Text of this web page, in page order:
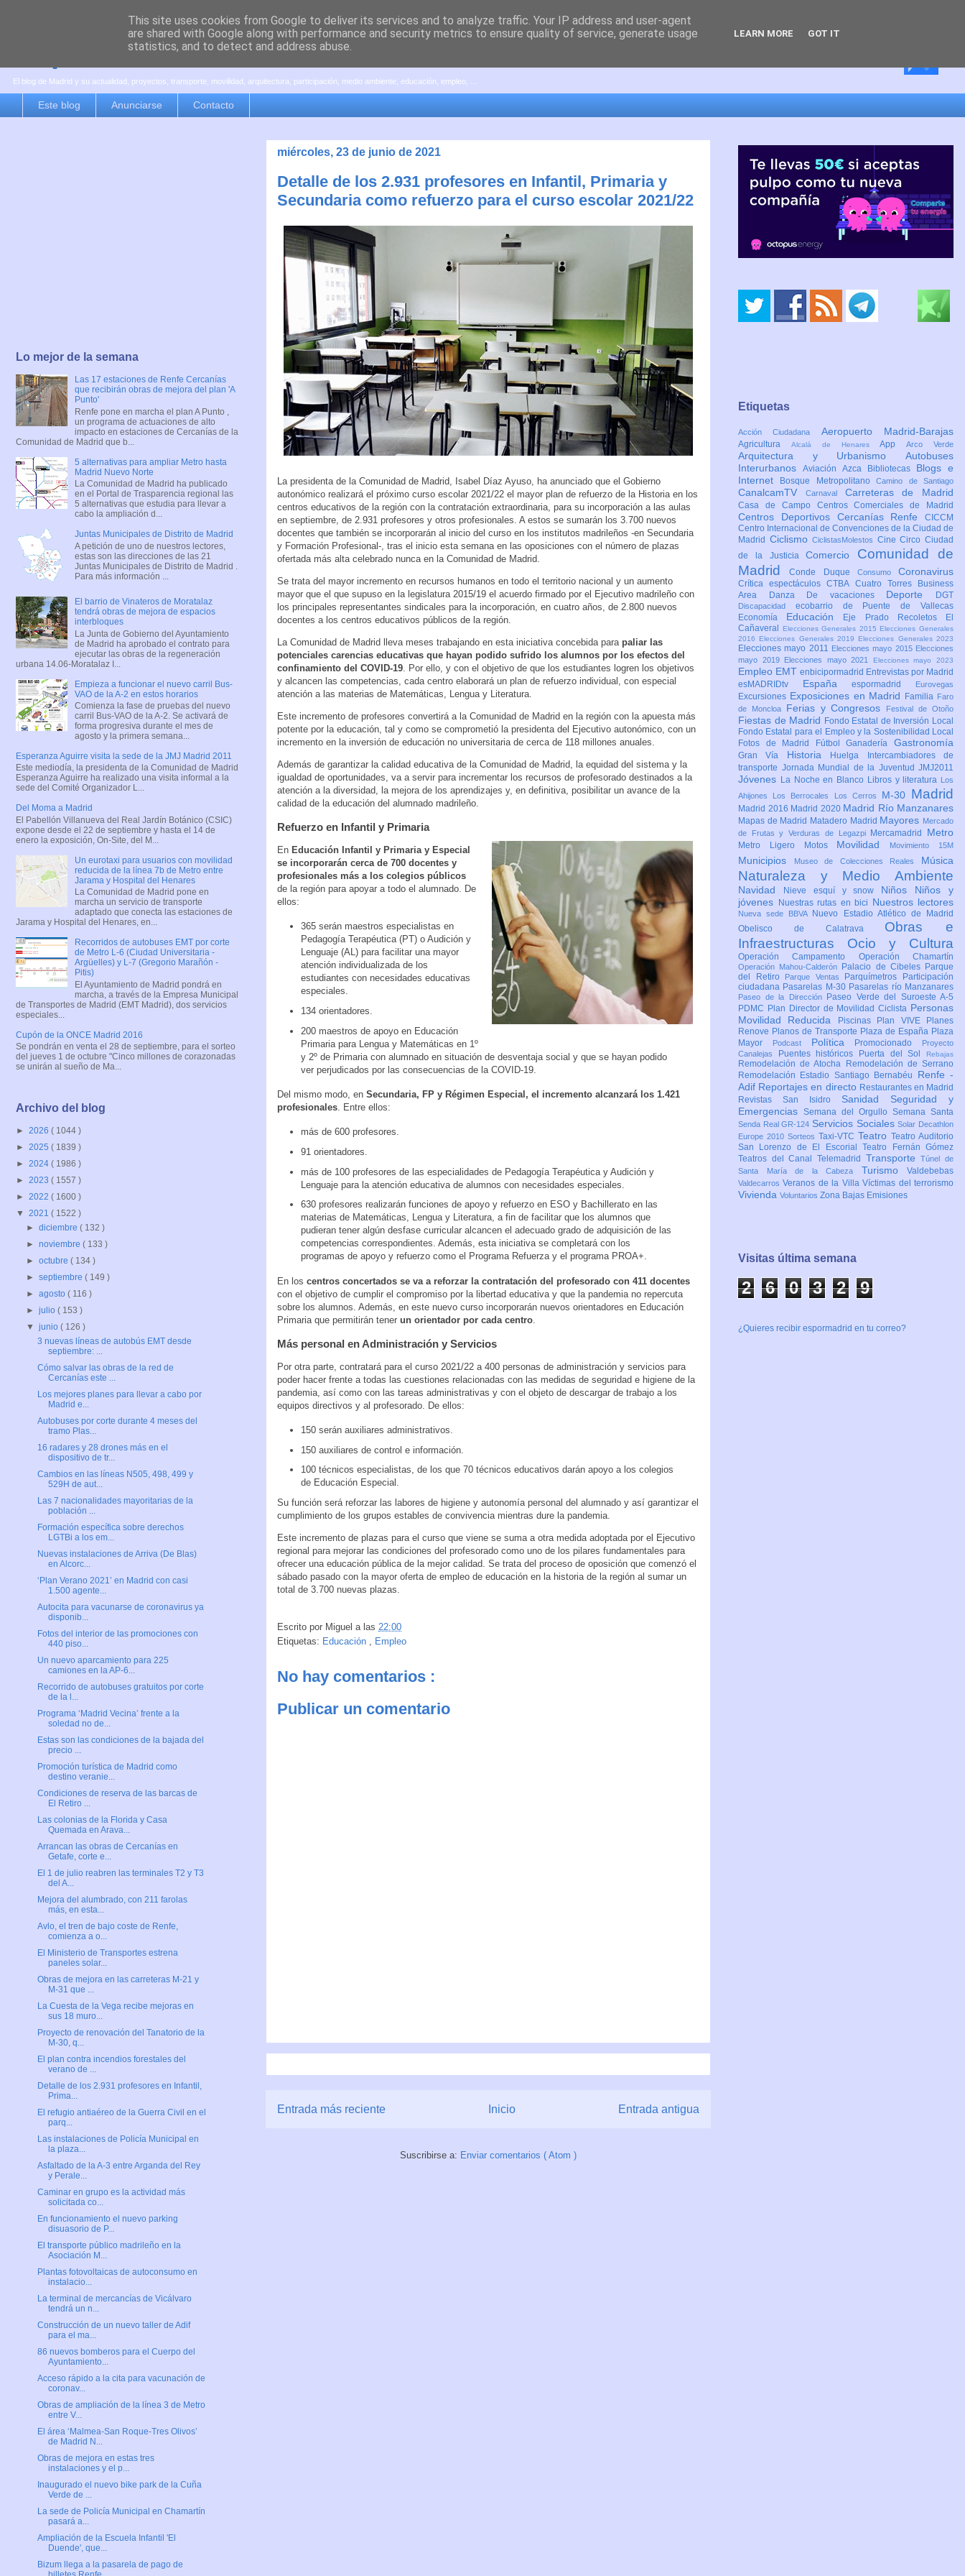
es por madrid
El blog de Madrid y su actualidad, proyectos, transporte, movilidad, arquitectura, participación, medio ambiente, educación, empleo, ...
Este blog Anunciarse Contacto
miércoles, 23 de junio de 2021
Detalle de los 2.931 profesores en Infantil, Primaria y
Secundaria como refuerzo para el curso escolar 2021/22
La presidenta de la Comunidad de Madrid, Isabel Díaz Ayuso, ha anunciado que el Gobierno
autonómico realizará el próximo curso escolar 2021/22 el mayor plan de refuerzo de la Historia en los
centros educativos de la región con la contratación extraordinaria, para su incorporación a las aulas
en septiembre, de 2.931 profesores y otros profesionales. A estos se sumarán los 3.700 nuevos
docentes que también se incorporarán al inicio del curso en los institutos madrileños -en Secundaria
y Formación Profesional-, tras el inicio esta semana en las oposiciones con el número de plazas
ofertada más alta celebrado nunca en la Comunidad de Madrid.
Se trata del mayor incremento en recursos humanos en todo el territorio nacional y un aumento
mayor que el que supuso en la legislatura 2015/19 el acuerdo firmado por el Ejecutivo madrileño con
los principales representantes sindicales para la incorporación, en cuatro años, de 2.800 nuevos
docentes a los centros educativos públicos de la región.
La Comunidad de Madrid lleva meses trabajando en esta iniciativa concebida para paliar las
potenciales carencias educativas que hayan podido sufrido los alumnos por los efectos del
confinamiento del COVID-19 . Por ello, y con el objetivo de que los estudiantes logren los objetivos
y alcancen las competencias, cada centro elaborará un plan de refuerzo individual, con especial
atención a las materias de Matemáticas, Lengua y Literatura.
Este incremento de profesores convertirá a la Comunidad de Madrid en la región con la apuesta más
potente por la educación, tal y como se comprometió la presidenta del Ejecutivo autonómico, con un
incremento en la inversión de educación no universitaria de cerca de 118 millones anuales.
Además de garantizar la calidad educativa de la Comunidad de Madrid, la equidad del sistema y la
igualdad de oportunidades, va a servir para incrementar los recursos de profesorado destinados a la
atención a la diversidad, la mejora de los aprendizajes y, en definitiva, posibilitar un avance de la
calidad de la educación del alumnado madrileño.
Refuerzo en Infantil y Primaria
En Educación Infantil y Primaria y Especial
se incorporarán cerca de 700 docentes y
profesionales más a los colegios públicos
de la región para apoyar a todo el alumnado. De
ellos:
365 serán maestros especialistas en
Pedagogía Terapéutica (PT) o Audición y
Lenguaje (AL) para facilitar una mayor
atención individualizada de los
estudiantes con necesidades educativas
especiales.
134 orientadores.
200 maestros de apoyo en Educación
Primaria para Lengua y Matemáticas en 1º
y 2º de Primaria con alumnado en situación de desventaja social y que se hayan podido
ver perjudicados por las consecuencias de la COVID-19.
Del mismo modo, en Secundaria, FP y Régimen Especial, el incremento alcanzará los 1.421
profesionales . Entre ellos:
más de 600 profesores.
91 orientadores.
más de 100 profesores de las especialidades de Pedagogía Terapéutica y Audición y
Lenguaje para la atención educativa de alumnos con necesidades especiales.
630 profesores realizarán funciones de apoyo y refuerzo en ESO y Bachillerato en las
materias de Matemáticas, Lengua y Literatura, a fin de facilitar que los alumnos que
pudieran tener algún desfase curricular alcancen el adecuado grado de adquisición de las
competencias correspondientes. Además, esta iniciativa se completará con los
programas de apoyo y refuerzo como el Programa Refuerza y el programa PROA+.
En los centros concertados se va a reforzar la contratación del profesorado con 411 docentes
con el objetivo de cumplir el compromiso por la libertad educativa y que la pandemia no repercuta
sobre los alumnos. Además, en este nuevo curso incorporarán nuevos orientadores en Educación
Primaria que permitirán tener un orientador por cada centro
Más personal en Administración y Servicios
Por otra parte, contratará para el curso 2021/22 a 400 personas de administración y servicios para
poder hacer frente a todas las cuestiones relacionadas con las medidas de seguridad e higiene de la
pandemia, así como con las tareas administrativas y con el objeto de descargar de trabajo a los
equipos directivos y al profesorado. De ellos:
150 serán auxiliares administrativos.
150 auxiliares de control e información.
100 técnicos especialistas, de los que 70 técnicos educativos darán apoyo a los colegios
de Educación Especial.
Su función será reforzar las labores de higiene y autonomía personal del alumnado y así garantizar el
cumplimiento de los grupos estables de convivencia mientras dure la pandemia.
Este incremento de plazas para el curso que viene se suma a otra medida adoptada por el Ejecutivo
regional para mejorar las condiciones del profesorado como uno de los pilares fundamentales para
ofrecer una educación pública de la mejor calidad. Se trata del proceso de oposición que comenzó el
sábado pasado con la mayor oferta de empleo de educación en la historia de la región al sumar un
total de 3.700 nuevas plazas.
Escrito por Miguel a las 22:00
Etiquetas: Educación Empleo
No hay comentarios :
Publicar un comentario
Entrada más reciente Entrada antigua
Inicio
Suscribirse a: Enviar comentarios ( Atom )
Lo mejor de la semana
Las 17 estaciones de Renfe Cercanías
que recibirán obras de mejora del plan 'A
Punto'
Renfe pone en marcha el plan A Punto ,
un programa de actuaciones de alto
impacto en estaciones de Cercanías de la
Comunidad de Madrid que b...
5 alternativas para ampliar Metro hasta
Madrid Nuevo Norte
La Comunidad de Madrid ha publicado
en el Portal de Trasparencia regional las
5 alternativas que estudia para llevar a
cabo la ampliación d...
Juntas Municipales de Distrito de Madrid
A petición de uno de nuestros lectores,
estas son las direcciones de las 21
Juntas Municipales de Distrito de Madrid .
Para más información ...
El barrio de Vinateros de Moratalaz
tendrá obras de mejora de espacios
interbloques
La Junta de Gobierno del Ayuntamiento
de Madrid ha aprobado el contrato para
ejecutar las obras de la regeneración
urbana 14.06-Moratalaz I...
Empieza a funcionar el nuevo carril Bus-
VAO de la A-2 en estos horarios
Comienza la fase de pruebas del nuevo
carril Bus-VAO de la A-2. Se activará de
forma progresiva durante el mes de
agosto y la primera semana...
Esperanza Aguirre visita la sede de la JMJ Madrid 2011
Este mediodía, la presidenta de la Comunidad de Madrid
Esperanza Aguirre ha realizado una visita informal a la
sede del Comité Organizador L...
Del Moma a Madrid
El Pabellón Villanueva del Real Jardín Botánico (CSIC)
expone desde el 22 de septiembre y hasta el 14 de
enero la exposición, On-Site, del M...
Un eurotaxi para usuarios con movilidad
reducida de la línea 7b de Metro entre
Jarama y Hospital del Henares
La Comunidad de Madrid pone en
marcha un servicio de transporte
adaptado que conecta las estaciones de
Jarama y Hospital del Henares, en...
Recorridos de autobuses EMT por corte
de Metro L-6 (Ciudad Universitaria -
Argüelles) y L-7 (Gregorio Marañón -
Pitis)
El Ayuntamiento de Madrid pondrá en
marcha, a través de la Empresa Municipal
de Transportes de Madrid (EMT Madrid), dos servicios
especiales...
Cupón de la ONCE Madrid 2016
Se pondrán en venta el 28 de septiembre, para el sorteo
del jueves 1 de octubre "Cinco millones de corazonadas
se unirán al sueño de Ma...
Archivo del blog
► 2026 ( 1044 )
► 2025 ( 1839 )
► 2024 ( 1986 )
► 2023 ( 1557 )
► 2022 ( 1600 )
▼ 2021 ( 1522 )
►diciembre( 132 )
►noviembre( 133 )
►octubre( 134 )
►septiembre( 149 )
►agosto( 116 )
►julio( 153 )
▼junio( 126 )
3 nuevas líneas de autobús EMT desde
septiembre: ...
Cómo salvar las obras de la red de
Cercanías este ...
Los mejores planes para llevar a cabo por
Madrid e...
Autobuses por corte durante 4 meses del
tramo Plas...
16 radares y 28 drones más en el
dispositivo de tr...
Cambios en las líneas N505, 498, 499 y
529H de aut...
Las 7 nacionalidades mayoritarias de la
población ...
Formación específica sobre derechos
LGTBi a los em...
Nuevas instalaciones de Arriva (De Blas)
en Alcorc...
‘Plan Verano 2021’ en Madrid con casi
1.500 agente...
Autocita para vacunarse de coronavirus ya
disponib...
Fotos del interior de las promociones con
440 piso...
Un nuevo aparcamiento para 225
camiones en la AP-6...
Recorrido de autobuses gratuitos por corte
de la l...
Programa ‘Madrid Vecina’ frente a la
soledad no de...
Estas son las condiciones de la bajada del
precio ...
Promoción turística de Madrid como
destino veranie...
Condiciones de reserva de las barcas de
El Retiro ...
Las colonias de la Florida y Casa
Quemada en Arava...
Arrancan las obras de Cercanías en
Getafe, corte e...
El 1 de julio reabren las terminales T2 y T3
del A...
Mejora del alumbrado, con 211 farolas
más, en esta...
Avlo, el tren de bajo coste de Renfe,
comienza a o...
El Ministerio de Transportes estrena
paneles solar...
Obras de mejora en las carreteras M-21 y
M-31 que ...
La Cuesta de la Vega recibe mejoras en
sus 18 muro...
Proyecto de renovación del Tanatorio de la
M-30, q...
El plan contra incendios forestales del
verano de ...
Detalle de los 2.931 profesores en Infantil,
Prima...
El refugio antiaéreo de la Guerra Civil en el
parq...
Las instalaciones de Policía Municipal en
la plaza...
Asfaltado de la A-3 entre Arganda del Rey
y Perale...
Caminar en grupo es la actividad más
solicitada co...
En funcionamiento el nuevo parking
disuasorio de P...
El transporte público madrileño en la
Asociación M...
Plantas fotovoltaicas de autoconsumo en
instalacio...
La terminal de mercancías de Vicálvaro
tendrá un n...
Construcción de un nuevo taller de Adif
para el ma...
86 nuevos bomberos para el Cuerpo del
Ayuntamiento...
Acceso rápido a la cita para vacunación de
coronav...
Obras de ampliación de la línea 3 de Metro
entre V...
El área ‘Malmea-San Roque-Tres Olivos’
de Madrid N...
Obras de mejora en estas tres
instalaciones y el p...
Inaugurado el nuevo bike park de la Cuña
Verde de ...
La sede de Policía Municipal en Chamartín
pasará a...
Ampliación de la Escuela Infantil 'El
Duende', que...
Bizum llega a la pasarela de pago de
Etiquetas
Acción Ciudadana Aeropuerto Madrid-Barajas
Agricultura Alcalá de HenaresAppArco Verde
Arquitectura y Urbanismo Autobuses
Interurbanos Aviación Azca Bibliotecas Blogs e
Internet
Bosque MetropolitanoCamino de Santiago
CanalcamTV Carnaval Carreteras de Madrid
Casa de Campo Centros Comerciales de Madrid
Centros Deportivos Cercanías Renfe CICCM
Centro Internacional de Convenciones de la Ciudad de
Madrid CiclismoCiclistasMolestos CineCircoCiudad
de la JusticiaComercio Comunidad de
MadridConde Duque Consumo Coronavirus
Crítica espectáculosCTBA Cuatro Torres Business
Area
Danza De vacaciones Deporte DGT
Discapacidad ecobarrio de Puente de Vallecas
Economía Educación Eje Prado Recoletos
El
Cañaveral
Elecciones Generales 2015 Elecciones Generales
2016 Elecciones Generales 2019 Elecciones Generales 2023
Elecciones mayo 2011 Elecciones mayo 2015 Elecciones
mayo 2019
Elecciones mayo 2021 Elecciones mayo 2023
Empleo EMT enbicipormadrid Entrevistas por Madrid
esMADRIDtv Españaespormadrid Eurovegas
Excursiones Exposiciones en Madrid Familia Faro
de Moncloa
Ferias y Congresos Festival de Otoño
Fiestas de Madrid Fondo Estatal de Inversión Local
Fondo Estatal para el Empleo y la Sostenibilidad Local
Fotos de Madrid
FútbolGanaderíaGastronomía
Gran Vía Historia Huelga
Intercambiadores de
transporte Jornada Mundial de la Juventud JMJ2011
Jóvenes La Noche en Blanco Libros y literatura
Los
Ahijones
Los Berrocales Los Cerros M-30 Madrid
Madrid 2016 Madrid 2020 Madrid Río Manzanares
Mapas de Madrid Matadero Madrid Mayores Mercado
de Frutas y Verduras de Legazpi
Mercamadrid Metro
Metro Ligero Motos Movilidad Movimiento 15M
Municipios Museo de Colecciones Reales Música
Naturaleza y Medio Ambiente
Navidad Nieve esquí y snow Niños Niños y
jóvenes
Nuestras rutas en bici Nuestros lectores
Nueva sede BBVA
Nuevo Estadio Atlético de Madrid
Obelisco de Calatrava Obras e
Infraestructuras Ocio y Cultura
Operación Campamento Operación Chamartín
Operación Mahou-Calderón Palacio de Cibeles Parque
del Retiro
Parque Ventas Parquímetros
Participación
ciudadana Pasarelas M-30 Pasarelas río Manzanares
Paseo de la Dirección
Paseo Verde del Suroeste A-5
PDMC Plan Director de Movilidad Ciclista Personas
Movilidad Reducida
Piscinas Plan VIVE
Planes
Renove Planos de Transporte Plaza de España Plaza
Mayor
Podcast Política Promocionado
Proyecto
Canalejas
Puentes históricos Puerta del Sol Rebajas
Remodelación de Atocha
Remodelación de Serrano
Remodelación Estadio Santiago Bernabéu Renfe -
Adif Reportajes en directo Restaurantes en Madrid
Revistas San Isidro Sanidad Seguridad y
Emergencias Semana del Orgullo Semana Santa
Senda Real GR-124 Servicios SocialesSolar Decathlon
Europe 2010 Sorteos Taxi-VTC Teatro Teatro Auditorio
San Lorenzo de El EscorialTeatro Fernán Gómez
Teatros del Canal Telemadrid TransporteTúnel de
Santa María de la Cabeza Turismo Valdebebas
ValdecarrosVeranos de la VillaVíctimas del terrorismo
Vivienda Voluntarios Zona Bajas Emisiones
Visitas última semana
2 6 0 3 2 9
¿Quieres recibir espormadrid en tu correo?
This site uses cookies from Google to deliver its services and to analyze traffic. Your IP address and user-agent
are shared with Google along with performance and security metrics to ensure quality of service, generate usage
statistics, and to detect and address abuse.
LEARN MORE GOT IT